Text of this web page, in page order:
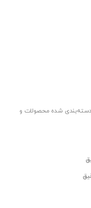
دسته‌بندی شده محصولات و